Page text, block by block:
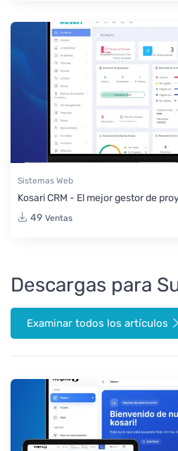
Sistemas Web
Kosari CRM - El mejor gestor de
49 Ventas
Descargas para
Examinar todos los artículos